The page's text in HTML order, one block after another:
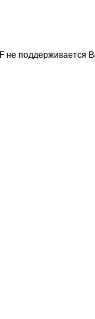
не поддерживается